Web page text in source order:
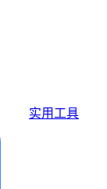
实用工具